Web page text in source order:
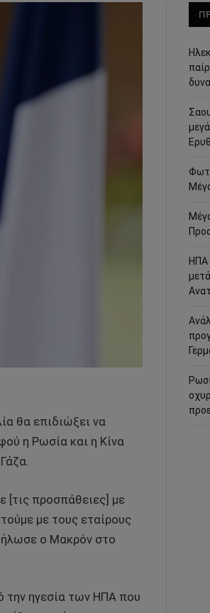
θα επιδιώξει να
η Ρωσία και η Κίνα
[τις προσπάθειες] με
με τους εταίρους
ο Μακρόν στο
την ηγεσία των ΗΠΑ που
ΗΠΑ